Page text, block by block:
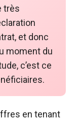
très
et donc
moment du
c’est ce
en tenant